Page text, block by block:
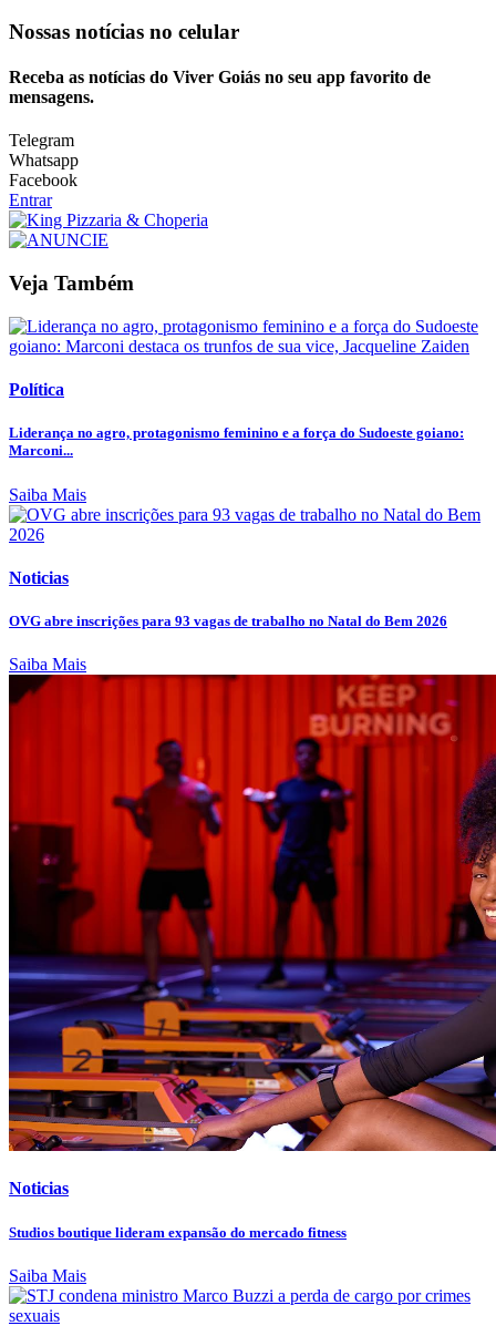
Nossas notícias no celular
Receba as notícias do Viver Goiás no seu app favorito de
mensagens.
Telegram
Whatsapp
Facebook
Entrar
Veja Também
Política
Liderança no agro, protagonismo feminino e a força do Sudoeste goiano:
Marconi...
Saiba Mais
Noticias
OVG abre inscrições para 93 vagas de trabalho no Natal do Bem 2026
Saiba Mais
Noticias
Studios boutique lideram expansão do mercado fitness
Saiba Mais